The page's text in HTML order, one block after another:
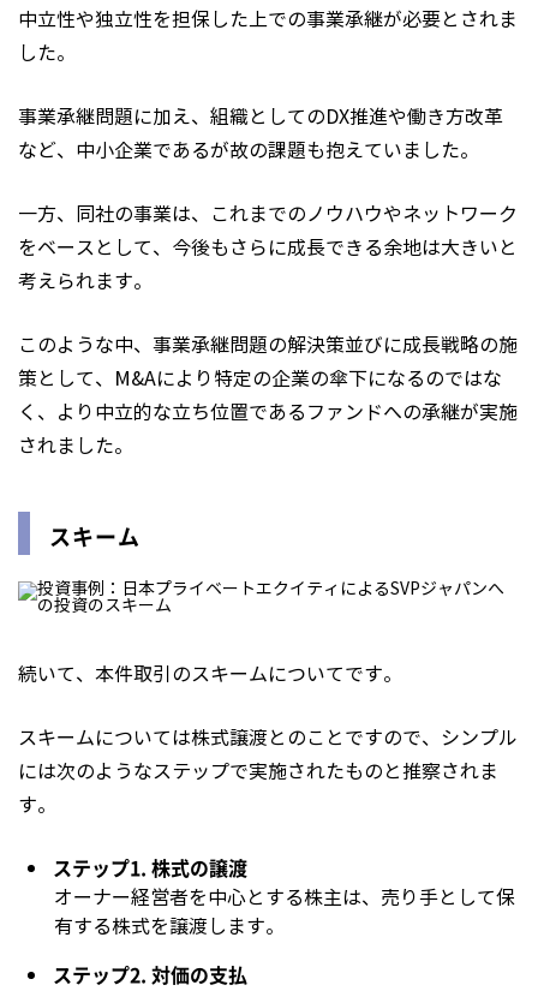
中立性や独立性を担保した上での事業承継が必要とされま
した。
事業承継問題に加え、組織としてのDX推進や働き方改革
など、中小企業であるが故の課題も抱えていました。
一方、同社の事業は、これまでのノウハウやネットワーク
をベースとして、今後もさらに成長できる余地は大きいと
考えられます。
このような中、事業承継問題の解決策並びに成長戦略の施
策として、M&Aにより特定の企業の傘下になるのではな
く、より中立的な立ち位置であるファンドへの承継が実施
されました。
スキーム
続いて、本件取引のスキームについてです。
スキームについては株式譲渡とのことですので、シンプル
には次のようなステップで実施されたものと推察されま
す。
ステップ1. 株式の譲渡
オーナー経営者を中心とする株主は、売り手として保
有する株式を譲渡します。
ステップ2. 対価の支払